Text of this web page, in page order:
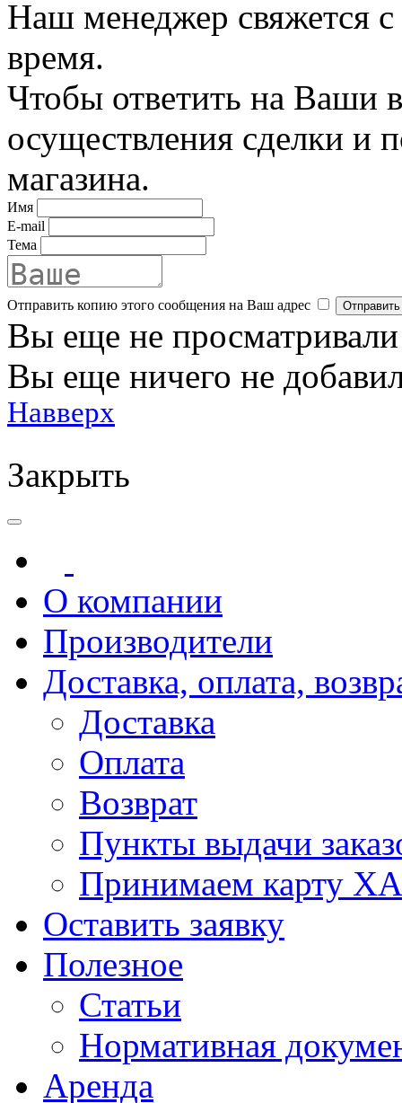
Наш менеджер свяжется
время.
Чтобы ответить на Ваши
осуществления сделки и
магазина.
Имя
E-mail
Тема
Отправить копию этого сообщения на Ваш адрес
Вы еще не
Вы еще ничего не
Навверх
Закрыть
О компании
Производители
Доставка, оплата,
Доставка
Оплата
Возврат
Пункты выдачи
Принимаем карту
Оставить заявку
Полезное
Статьи
Нормативная
Аренда